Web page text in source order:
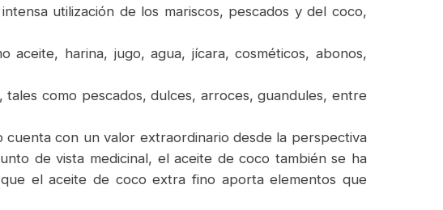
utilización de los mariscos, pescados y del coco,
harina, jugo, agua, jícara, cosméticos, abonos,
como pescados, dulces, arroces, guandules, entre
con un valor extraordinario desde la perspectiva
de vista medicinal, el aceite de coco también se ha
el aceite de coco extra fino aporta elementos que